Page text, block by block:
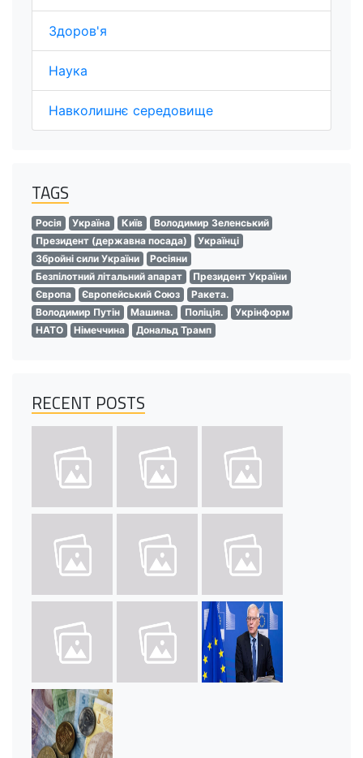
Здоров'я
Наука
Навколишнє середовище
TAGS
Росія Україна Київ
Володимир Зеленський
Президент (державна посада)
Українці
Збройні сили України
Росіяни
Безпілотний літальний апарат
Президент України
Європа
Європейський Союз
Ракета.
Володимир Путін
Машина. Поліція.
Укрінформ
НАТО
Німеччина Дональд Трамп
RECENT POSTS